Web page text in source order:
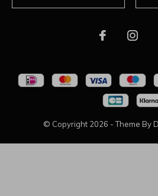
© Copyright 2026 - Theme By